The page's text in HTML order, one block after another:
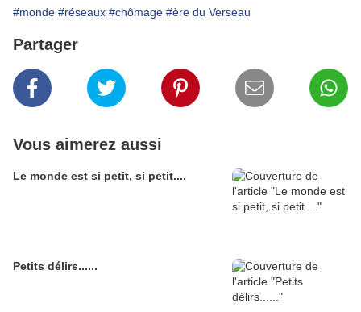
#monde #réseaux #chômage #ère du Verseau
Partager
Vous aimerez aussi
Le monde est si petit, si petit....
Petits délirs......